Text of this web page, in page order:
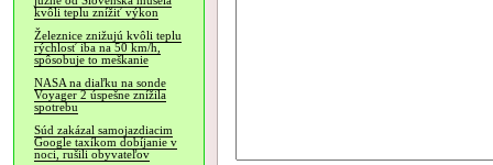
kvôli teplu znížiť výkon
Železnice znižujú kvôli teplu
rýchlosť iba na 50 km/h,
spôsobuje to meškanie
NASA na diaľku na sonde
Voyager 2 úspešne znížila
spotrebu
Súd zakázal samojazdiacim
Google taxíkom dobíjanie v
noci, rušili obyvateľov